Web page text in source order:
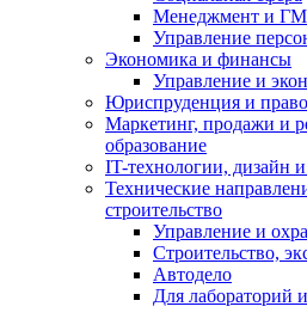
Менеджмент и
Управление
Экономика и финансы
Управление и
Юриспруденция и право
Маркетинг, продажи и
образование
IT-технологии, дизайн
Технические
строительство
Управление и
Строительство,
Автодело
Для лабораторий